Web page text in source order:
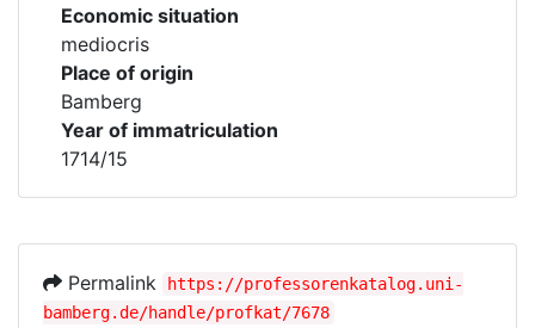
Economic situation
mediocris
Place of origin
Bamberg
Year of immatriculation
1714/15
Permalink
https://professorenkatalog.uni-
bamberg.de/handle/profkat/7678